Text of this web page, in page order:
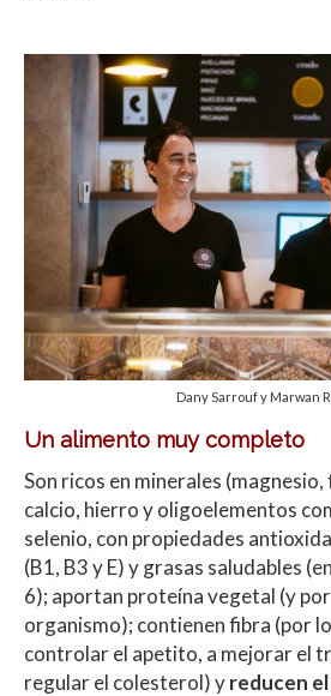
Dany Sarrouf y Marwan
Un alimento muy completo
Son ricos en minerales
calcio, hierro y oligoelementos
selenio, con propiedades
(B1, B3 y E) y grasas saludables
6); aportan proteína vegetal (y
organismo); contienen fibra (por
controlar el apetito, a mejorar el
regular el colesterol) yreducen